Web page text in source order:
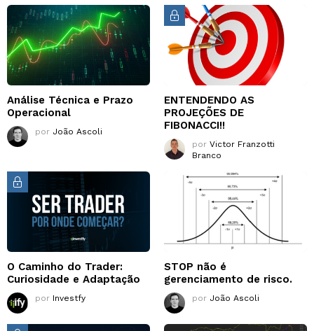
Análise Técnica e Prazo
Operacional
por João Ascoli
ENTENDENDO AS
PROJEÇÕES DE
FIBONACCI!!
por Victor Franzotti
Branco
O Caminho do Trader:
Curiosidade e Adaptação
por Investfy
STOP não é
gerenciamento de risco.
por João Ascoli